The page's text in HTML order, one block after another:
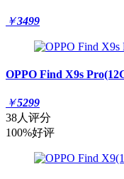
￥3499
OPPO Find X9s
￥5299
38人评分
100%好评